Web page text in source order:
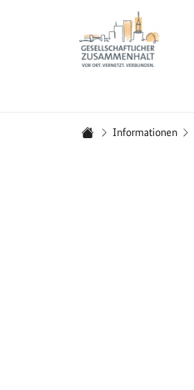
Informationen